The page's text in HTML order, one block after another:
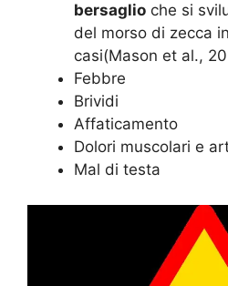
bersaglio che si
del morso di zecca
casi(Mason et al.,
Febbre
Brividi
Affaticamento
Dolori muscolari e
Mal di testa